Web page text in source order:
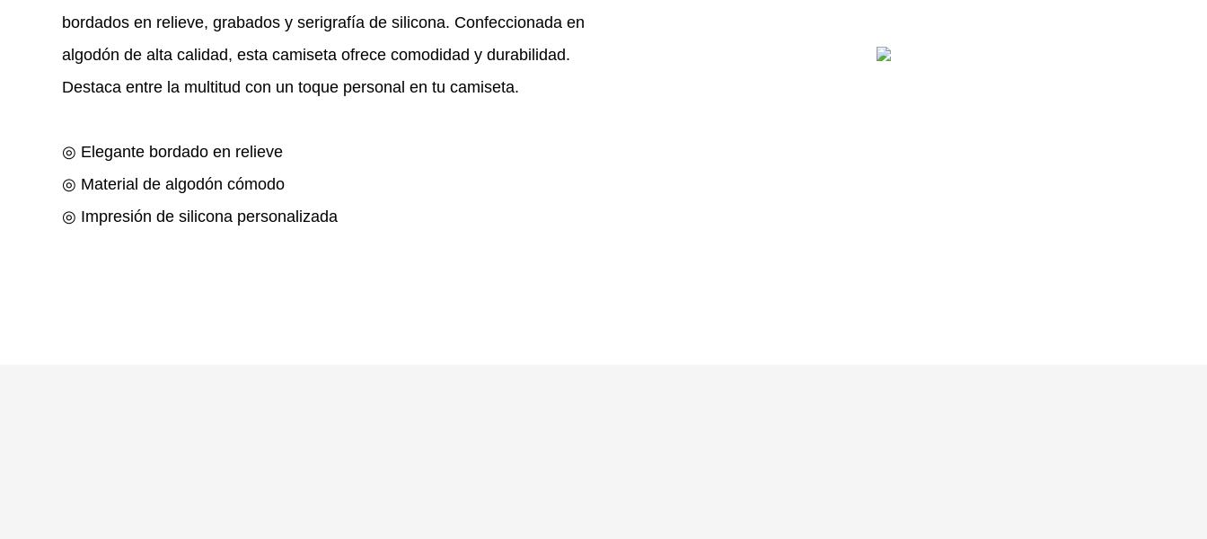
bordados en relieve, grabados y serigrafía de silicona. Confeccionada en
algodón de alta calidad, esta camiseta ofrece comodidad y durabilidad.
Destaca entre la multitud con un toque personal en tu camiseta.
◎ Elegante bordado en relieve
◎ Material de algodón cómodo
◎ Impresión de silicona personalizada